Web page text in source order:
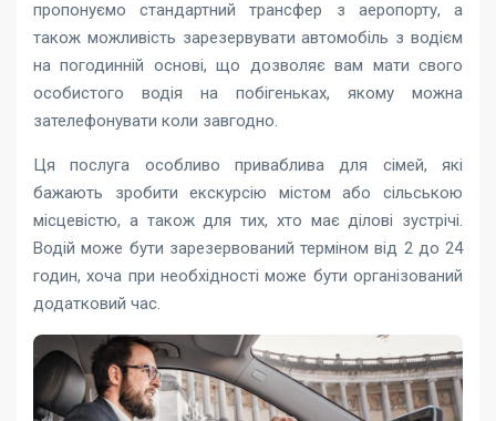
пропонуємо стандартний трансфер з аеропорту, а
також можливість зарезервувати автомобіль з водієм
на погодинній основі, що дозволяє вам мати свого
особистого водія на побігеньках, якому можна
зателефонувати коли завгодно.
Ця послуга особливо приваблива для сімей, які
бажають зробити екскурсію містом або сільською
місцевістю, а також для тих, хто має ділові зустрічі.
Водій може бути зарезервований терміном від 2 до 24
годин, хоча при необхідності може бути організований
додатковий час.